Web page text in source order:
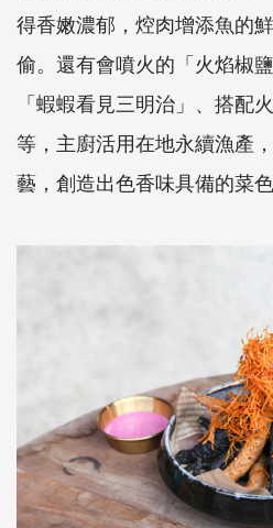
得香嫩濃郁，焢肉增添魚的
偷。還有會噴火的「火焰椒
「蝦蝦看見三明治」、搭配
等，主廚活用在地永續漁產
藝，創造出色香味具備的菜色